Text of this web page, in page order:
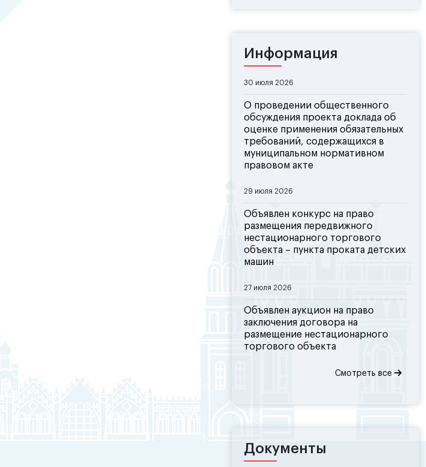
Информация
30 июля 2026
О проведении общественного
обсуждения проекта доклада об
оценке применения обязательных
требований, содержащихся в
муниципальном нормативном
правовом акте
29 июля 2026
Объявлен конкурс на право
размещения передвижного
нестационарного торгового
объекта – пункта проката детских
машин
27 июля 2026
Объявлен аукцион на право
заключения договора на
размещение нестационарного
торгового объекта
Смотреть все
Документы